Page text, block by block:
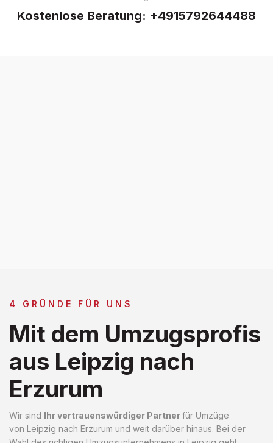
Kostenlose Beratung: +4915792644488
4 GRÜNDE FÜR UNS
Mit dem Umzugsprofis
aus Leipzig nach
Erzurum
Wir sind Ihr vertrauenswürdiger Partnerfür Umzüge
von Leipzig nach Erzurum und weit darüber hinaus. Bei der